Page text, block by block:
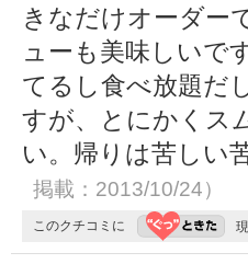
きなだけオーダー
ューも美味しいで
てるし食べ放題だ
すが、とにかくス
い。帰りは苦しい
掲載：2013/10/24）
このクチコミに